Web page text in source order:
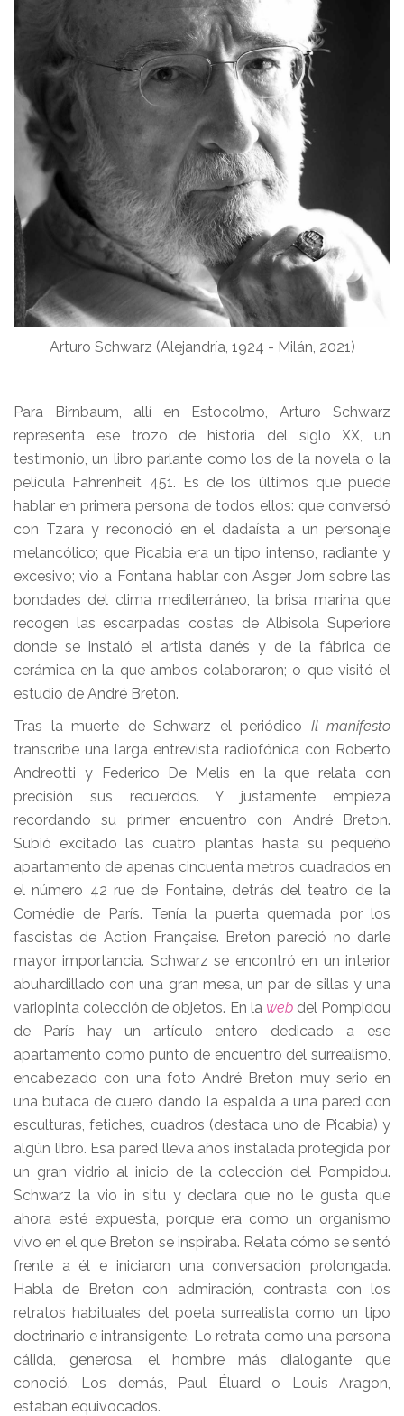
Arturo Schwarz (Alejandría, 1924 - Milán, 2021)
Para Birnbaum, allí en Estocolmo, Arturo Schwarz
representa ese trozo de historia del siglo XX, un
testimonio, un libro parlante como los de la novela o la
película Fahrenheit 451. Es de los últimos que puede
hablar en primera persona de todos ellos: que conversó
con Tzara y reconoció en el dadaísta a un personaje
melancólico; que Picabia era un tipo intenso, radiante y
excesivo; vio a Fontana hablar con Asger Jorn sobre las
bondades del clima mediterráneo, la brisa marina que
recogen las escarpadas costas de Albisola Superiore
donde se instaló el artista danés y de la fábrica de
cerámica en la que ambos colaboraron; o que visitó el
estudio de André Breton.
Tras la muerte de Schwarz el periódico Il manifesto
transcribe una larga entrevista radiofónica con Roberto
Andreotti y Federico De Melis en la que relata con
precisión sus recuerdos. Y justamente empieza
recordando su primer encuentro con André Breton.
Subió excitado las cuatro plantas hasta su pequeño
apartamento de apenas cincuenta metros cuadrados en
el número 42 rue de Fontaine, detrás del teatro de la
Comédie de París. Tenía la puerta quemada por los
fascistas de Action Française. Breton pareció no darle
mayor importancia. Schwarz se encontró en un interior
abuhardillado con una gran mesa, un par de sillas y una
variopinta colección de objetos. En la webdel Pompidou
de París hay un artículo entero dedicado a ese
apartamento como punto de encuentro del surrealismo,
encabezado con una foto André Breton muy serio en
una butaca de cuero dando la espalda a una pared con
esculturas, fetiches, cuadros (destaca uno de Picabia) y
algún libro. Esa pared lleva años instalada protegida por
un gran vidrio al inicio de la colección del Pompidou.
Schwarz la vio in situ y declara que no le gusta que
ahora esté expuesta, porque era como un organismo
vivo en el que Breton se inspiraba. Relata cómo se sentó
frente a él e iniciaron una conversación prolongada.
Habla de Breton con admiración, contrasta con los
retratos habituales del poeta surrealista como un tipo
doctrinario e intransigente. Lo retrata como una persona
cálida, generosa, el hombre más dialogante que
conoció. Los demás, Paul Éluard o Louis Aragon,
estaban equivocados.